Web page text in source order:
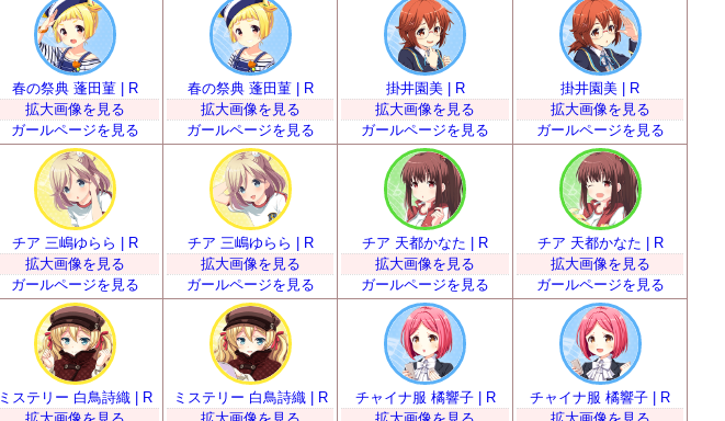
春の祭典 蓬田菫 | R
拡大画像を見る
ガールページを見る
春の祭典 蓬田菫 | R
拡大画像を見る
ガールページを見る
掛井園美 | R
拡大画像を見る
ガールページを見る
掛井園美 | R
拡大画像を見る
ガールページを見る
チア 三嶋ゆらら | R
拡大画像を見る
ガールページを見る
チア 三嶋ゆらら | R
拡大画像を見る
ガールページを見る
チア 天都かなた | R
拡大画像を見る
ガールページを見る
チア 天都かなた | R
拡大画像を見る
ガールページを見る
ミステリー 白鳥詩織 | R
ミステリー 白鳥詩織 | R
チャイナ服 橘響子 | R
チャイナ服 橘響子 | R